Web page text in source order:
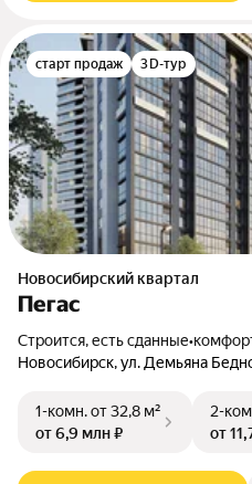
старт продаж 3D-тур
Новосибирский квартал
Пегас
Строится, есть сданные•
Новосибирск, ул. Демьяна
1-комн.от 32,8 м²
от 6,9 млн ₽
2-
от